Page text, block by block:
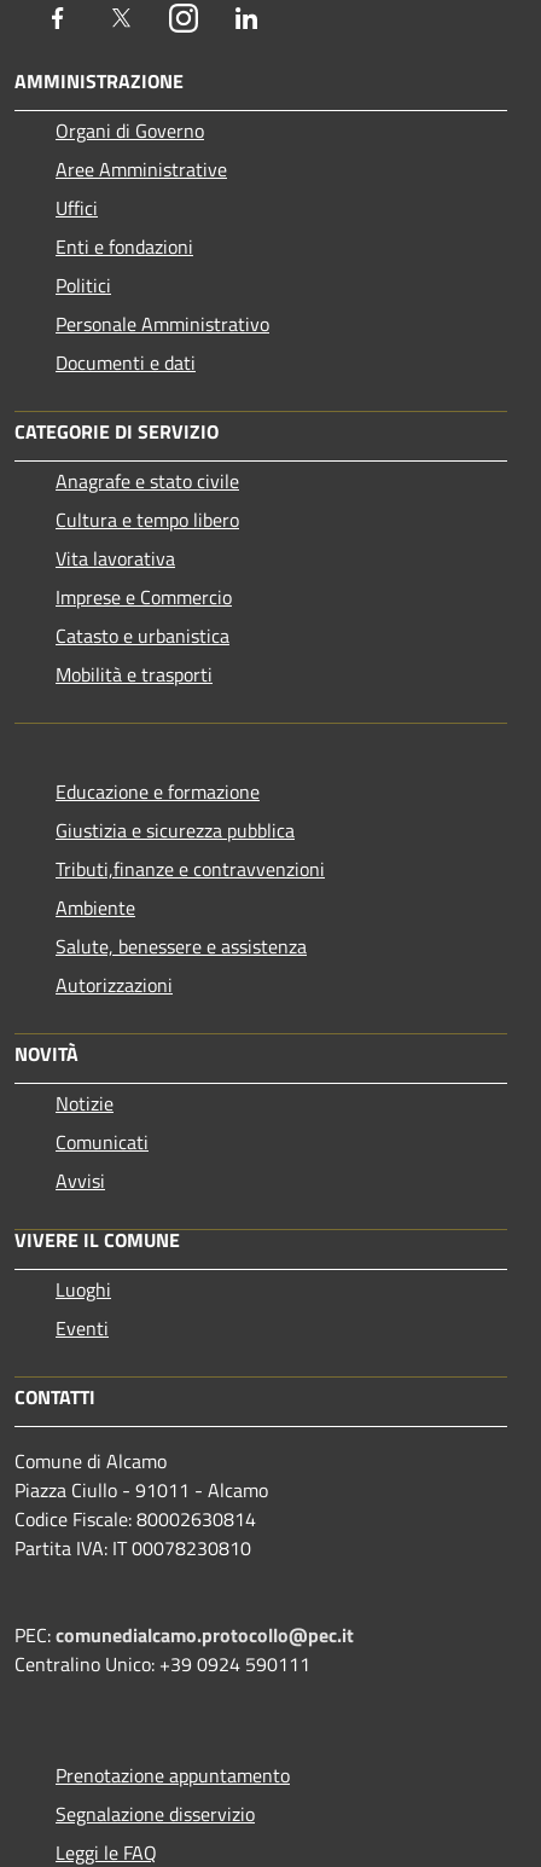
Facebook TwitterInstagram
AMMINISTRAZIONE
Organi di Governo
Aree Amministrative
Uffici
Enti e fondazioni
Politici
Personale Amministrativo
Documenti e dati
CATEGORIE DI SERVIZIO
Anagrafe e stato civile
Cultura e tempo libero
Vita lavorativa
Imprese e Commercio
Catasto e urbanistica
Mobilità e trasporti
Educazione e formazione
Giustizia e sicurezza pubblica
Tributi,finanze e contravvenzioni
Ambiente
Salute, benessere e assistenza
Autorizzazioni
NOVITÀ
Notizie
Comunicati
Avvisi
VIVERE IL COMUNE
Luoghi
Eventi
CONTATTI
Comune di Alcamo
Piazza Ciullo - 91011 - Alcamo
Codice Fiscale: 80002630814
Partita IVA: IT 00078230810
PEC:comunedialcamo.protocollo@pec.it
Centralino Unico: +39 0924 590111
Prenotazione appuntamento
Segnalazione disservizio
Leggi le FAQ